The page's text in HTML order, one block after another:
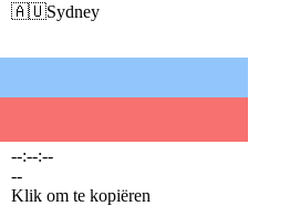
🇦🇺Sydney
--:--:--
--
Klik om te kopiëren